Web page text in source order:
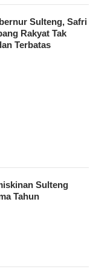
Sulteng, Safri
Rakyat Tak
Terbatas
Sulteng
Tahun